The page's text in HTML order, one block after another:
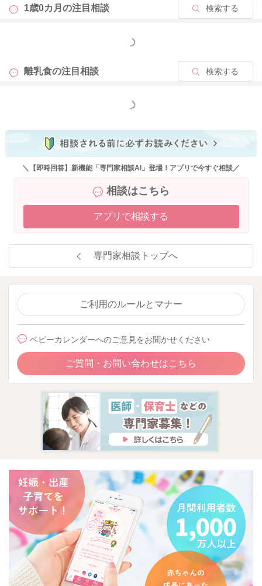
またお困りの際にはご相談ください。
2026/3/23 10:13
1歳0カ月の注目相談 検索する
もっと見る
離乳食の注目相談 検索する
もっと見る
＼【即時回答】新機能「専門家相談AI」登場！アプリで今すぐ相談／
相談はこちら
アプリで相談する
専門家相談トップへ
ご利用のルールとマナー
ベビーカレンダーへのご意見をお聞かせください
ご質問・お問い合わせはこちら